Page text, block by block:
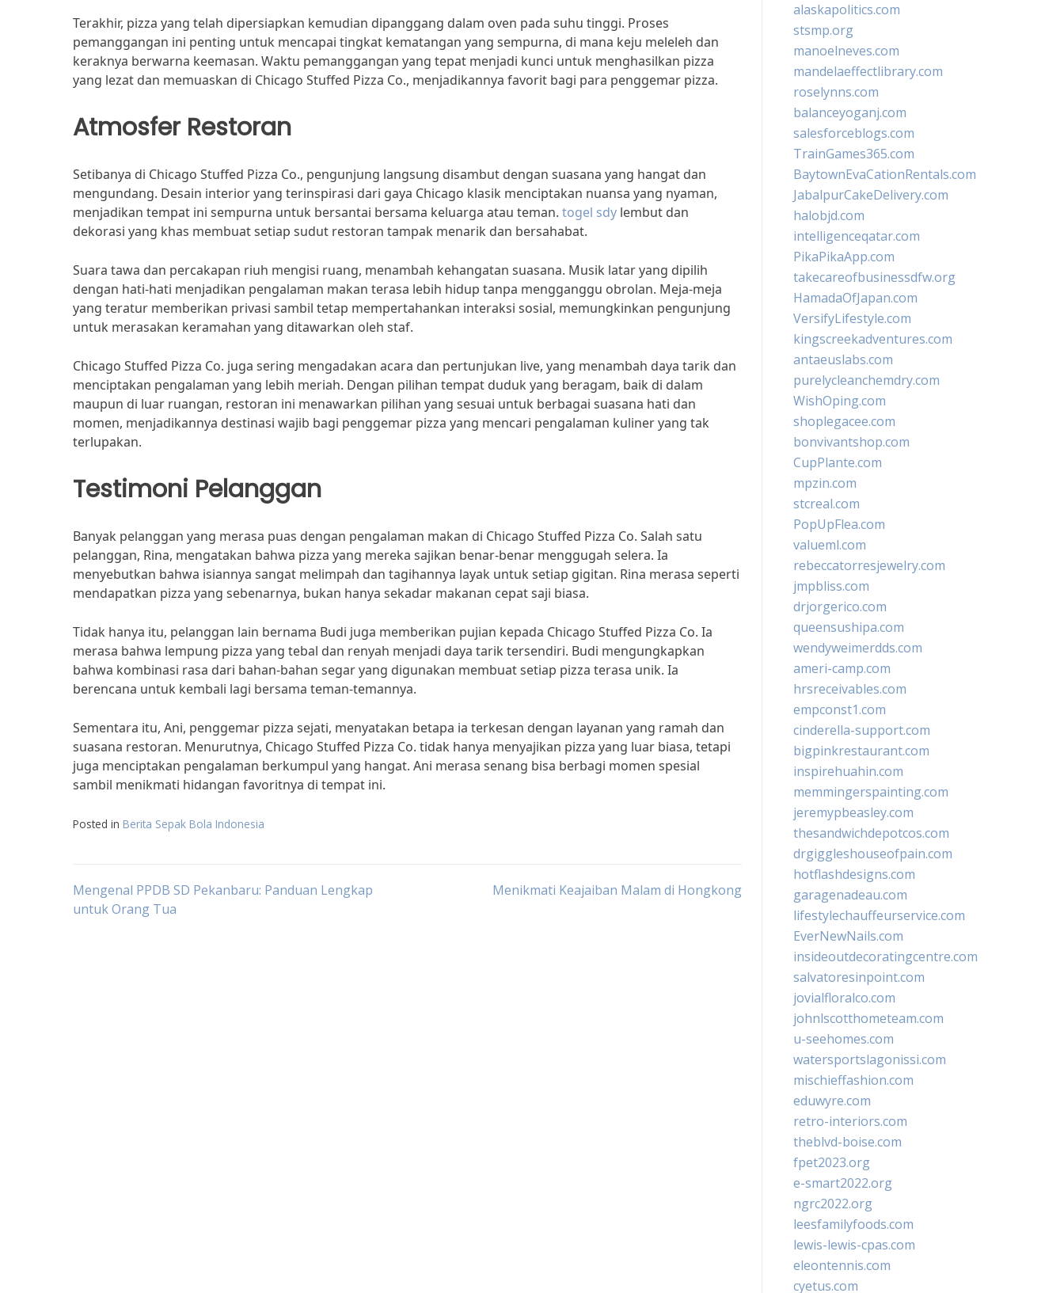
Terakhir, pizza yang telah dipersiapkan kemudian dipanggang dalam oven pada suhu tinggi. Proses
pemanggangan ini penting untuk mencapai tingkat kematangan yang sempurna, di mana keju meleleh dan
keraknya berwarna keemasan. Waktu pemanggangan yang tepat menjadi kunci untuk menghasilkan pizza
yang lezat dan memuaskan di Chicago Stuffed Pizza Co., menjadikannya favorit bagi para penggemar pizza.
Atmosfer Restoran
Setibanya di Chicago Stuffed Pizza Co., pengunjung langsung disambut dengan suasana yang hangat dan
mengundang. Desain interior yang terinspirasi dari gaya Chicago klasik menciptakan nuansa yang nyaman,
menjadikan tempat ini sempurna untuk bersantai bersama keluarga atau teman. togel sdy lembut dan
dekorasi yang khas membuat setiap sudut restoran tampak menarik dan bersahabat.
Suara tawa dan percakapan riuh mengisi ruang, menambah kehangatan suasana. Musik latar yang dipilih
dengan hati-hati menjadikan pengalaman makan terasa lebih hidup tanpa mengganggu obrolan. Meja-meja
yang teratur memberikan privasi sambil tetap mempertahankan interaksi sosial, memungkinkan pengunjung
untuk merasakan keramahan yang ditawarkan oleh staf.
Chicago Stuffed Pizza Co. juga sering mengadakan acara dan pertunjukan live, yang menambah daya tarik dan
menciptakan pengalaman yang lebih meriah. Dengan pilihan tempat duduk yang beragam, baik di dalam
maupun di luar ruangan, restoran ini menawarkan pilihan yang sesuai untuk berbagai suasana hati dan
momen, menjadikannya destinasi wajib bagi penggemar pizza yang mencari pengalaman kuliner yang tak
terlupakan.
Testimoni Pelanggan
Banyak pelanggan yang merasa puas dengan pengalaman makan di Chicago Stuffed Pizza Co. Salah satu
pelanggan, Rina, mengatakan bahwa pizza yang mereka sajikan benar-benar menggugah selera. Ia
menyebutkan bahwa isiannya sangat melimpah dan tagihannya layak untuk setiap gigitan. Rina merasa seperti
mendapatkan pizza yang sebenarnya, bukan hanya sekadar makanan cepat saji biasa.
Tidak hanya itu, pelanggan lain bernama Budi juga memberikan pujian kepada Chicago Stuffed Pizza Co. Ia
merasa bahwa lempung pizza yang tebal dan renyah menjadi daya tarik tersendiri. Budi mengungkapkan
bahwa kombinasi rasa dari bahan-bahan segar yang digunakan membuat setiap pizza terasa unik. Ia
berencana untuk kembali lagi bersama teman-temannya.
Sementara itu, Ani, penggemar pizza sejati, menyatakan betapa ia terkesan dengan layanan yang ramah dan
suasana restoran. Menurutnya, Chicago Stuffed Pizza Co. tidak hanya menyajikan pizza yang luar biasa, tetapi
juga menciptakan pengalaman berkumpul yang hangat. Ani merasa senang bisa berbagi momen spesial
sambil menikmati hidangan favoritnya di tempat ini.
Posted in Berita Sepak Bola Indonesia
Post
Mengenal PPDB SD Pekanbaru: Panduan Lengkap
untuk Orang Tua
Menikmati Keajaiban Malam di Hongkong
alaskapolitics.com
stsmp.org
manoelneves.com
mandelaeffectlibrary.com
roselynns.com
balanceyoganj.com
salesforceblogs.com
TrainGames365.com
BaytownEvaCationRentals.com
JabalpurCakeDelivery.com
halobjd.com
intelligenceqatar.com
PikaPikaApp.com
takecareofbusinessdfw.org
HamadaOfJapan.com
VersifyLifestyle.com
kingscreekadventures.com
antaeuslabs.com
purelycleanchemdry.com
WishOping.com
shoplegacee.com
bonvivantshop.com
CupPlante.com
mpzin.com
stcreal.com
PopUpFlea.com
valueml.com
rebeccatorresjewelry.com
jmpbliss.com
drjorgerico.com
queensushipa.com
wendyweimerdds.com
ameri-camp.com
hrsreceivables.com
empconst1.com
cinderella-support.com
bigpinkrestaurant.com
inspirehuahin.com
memmingerspainting.com
jeremypbeasley.com
thesandwichdepotcos.com
drgiggleshouseofpain.com
hotflashdesigns.com
garagenadeau.com
lifestylechauffeurservice.com
EverNewNails.com
insideoutdecoratingcentre.com
salvatoresinpoint.com
jovialfloralco.com
johnlscotthometeam.com
u-seehomes.com
watersportslagonissi.com
mischieffashion.com
eduwyre.com
retro-interiors.com
theblvd-boise.com
fpet2023.org
e-smart2022.org
ngrc2022.org
leesfamilyfoods.com
lewis-lewis-cpas.com
eleontennis.com
cyetus.com